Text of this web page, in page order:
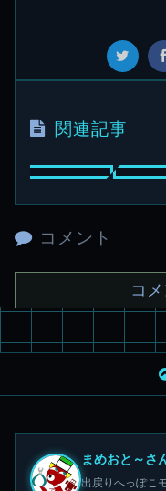
関連記事
コメント
コ
まめおと～さ
出戻りへっぽこ